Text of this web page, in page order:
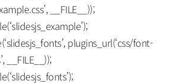
__FILE__));
plugins_url(‘css/font-
__FILE__));